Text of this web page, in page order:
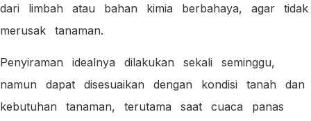
dari limbah atau bahan kimia berbahaya, agar tidak
merusak tanaman.
Penyiraman idealnya dilakukan sekali seminggu,
namun dapat disesuaikan dengan kondisi tanah dan
kebutuhan tanaman, terutama saat cuaca panas